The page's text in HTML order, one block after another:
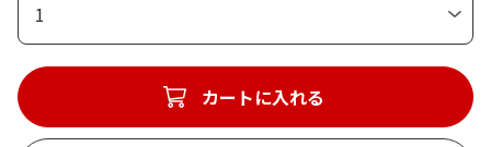
1
カートに入れる